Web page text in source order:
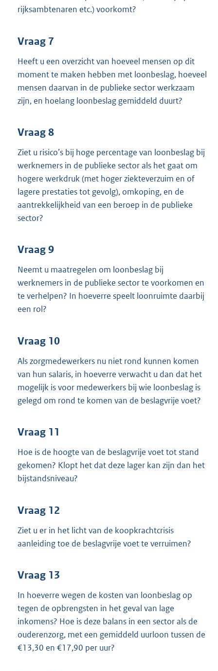
rijksambtenaren etc.) voorkomt?
Vraag 7
Heeft u een overzicht van hoeveel mensen op dit
moment te maken hebben met loonbeslag, hoeveel
mensen daarvan in de publieke sector werkzaam
zijn, en hoelang loonbeslag gemiddeld duurt?
Vraag 8
Ziet u risico’s bij hoge percentage van loonbeslag bij
werknemers in de publieke sector als het gaat om
hogere werkdruk (met hoger ziekteverzuim en of
lagere prestaties tot gevolg), omkoping, en de
aantrekkelijkheid van een beroep in de publieke
sector?
Vraag 9
Neemt u maatregelen om loonbeslag bij
werknemers in de publieke sector te voorkomen en
te verhelpen? In hoeverre speelt loonruimte daarbij
een rol?
Vraag 10
Als zorgmedewerkers nu niet rond kunnen komen
van hun salaris, in hoeverre verwacht u dan dat het
mogelijk is voor medewerkers bij wie loonbeslag is
gelegd om rond te komen van de beslagvrije voet?
Vraag 11
Hoe is de hoogte van de beslagvrije voet tot stand
gekomen? Klopt het dat deze lager kan zijn dan het
bijstandsniveau?
Vraag 12
Ziet u er in het licht van de koopkrachtcrisis
aanleiding toe de beslagvrije voet te verruimen?
Vraag 13
In hoeverre wegen de kosten van loonbeslag op
tegen de opbrengsten in het geval van lage
inkomens? Hoe is deze balans in een sector als de
ouderenzorg, met een gemiddeld uurloon tussen de
€13,30 en €17,90 per uur?